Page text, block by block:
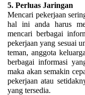
5. Perluas Jaringan
Mencari pekerjaan
hal ini anda harus
mencari berbagai
pekerjaan yang sesuai
teman, anggota
berbagai informasi
maka akan semakin
pekerjaan atau
yang tersedia.